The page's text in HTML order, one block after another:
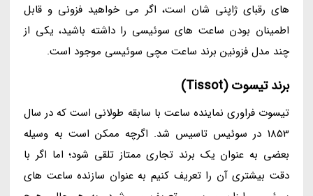
های رقبای ژاپنی شان است، اگر می خواهید فزونی و قابل
اطمینان بودن ساعت های سوئیسی را داشته باشید، یکی از
چند مدل فزونین برند ساعت مچی سوئیسی موجود است.
برند تیسوت (Tissot)
تیسوت فراوری نماینده ساعت با سابقه طولانی است که در سال
1853 در سوئیس تاسیس شد. اگرچه ممکن است به وسیله
بعضی به عنوان یک برند تجاری ممتاز تلقی شود؛ اما اگر با
دقت بیشتری آن را تعریف کنیم به عنوان سازنده ساعت های